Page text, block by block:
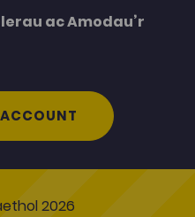
ac Amodau’r
2026